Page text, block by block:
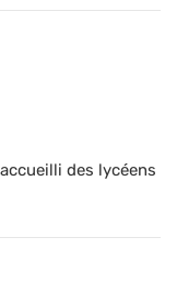
des lycéens